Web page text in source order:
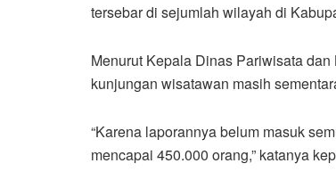
tersebar di sejumlah wilayah di
Menurut Kepala Dinas Pariwisata
kunjungan wisatawan masih
“Karena laporannya belum masuk
mencapai 450.000 orang,” katanya